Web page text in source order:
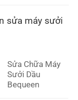
sửa máy sưởi
Sửa Chữa Máy
Sưởi Dầu
Bequeen